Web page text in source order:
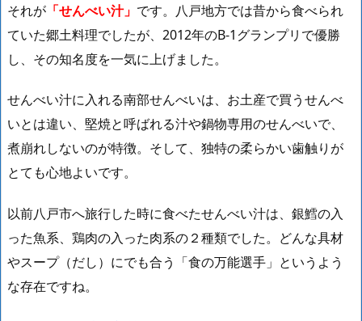
それが 「せんべい汁」 です。八戸地方では昔から食べられ
ていた郷土料理でしたが、2012年のB-1グランプリで優勝
し、その知名度を一気に上げました。
せんべい汁に入れる南部せんべいは、お土産で買うせんべ
いとは違い、堅焼と呼ばれる汁や鍋物専用のせんべいで、
煮崩れしないのが特徴。そして、独特の柔らかい歯触りが
とても心地よいです。
以前八戸市へ旅行した時に食べたせんべい汁は、銀鱈の入
った魚系、鶏肉の入った肉系の２種類でした。 どんな具材
やスープ（だし）にでも合う「食の万能選手」 というよう
な存在ですね。